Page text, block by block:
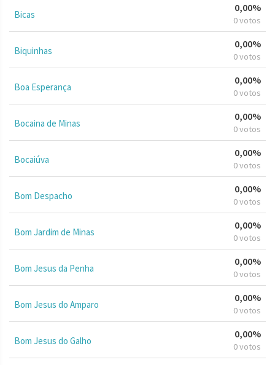
Bicas
0,00%
0 votos
Biquinhas
0,00%
0 votos
Boa Esperança
0,00%
0 votos
Bocaina de Minas
0,00%
0 votos
Bocaiúva
0,00%
0 votos
Bom Despacho
0,00%
0 votos
Bom Jardim de Minas
0,00%
0 votos
Bom Jesus da Penha
0,00%
0 votos
Bom Jesus do Amparo
0,00%
0 votos
Bom Jesus do Galho
0,00%
0 votos